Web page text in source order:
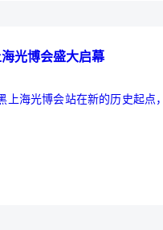
光博会盛大启幕
上海光博会站在新的历史起点